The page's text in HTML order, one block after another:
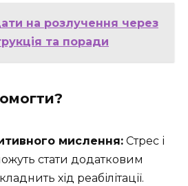
на розлучення через
та поради
мислення: Стрес і
стати додатковим
хід реабілітації.